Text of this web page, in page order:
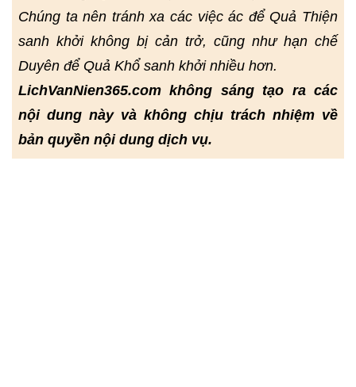
Chúng ta nên tránh xa các việc ác để Quả Thiện
sanh khởi không bị cản trở, cũng như hạn chế
Duyên để Quả Khổ sanh khởi nhiều hơn.
LichVanNien365.com không sáng tạo ra các
nội dung này và không chịu trách nhiệm về
bản quyền nội dung dịch vụ.